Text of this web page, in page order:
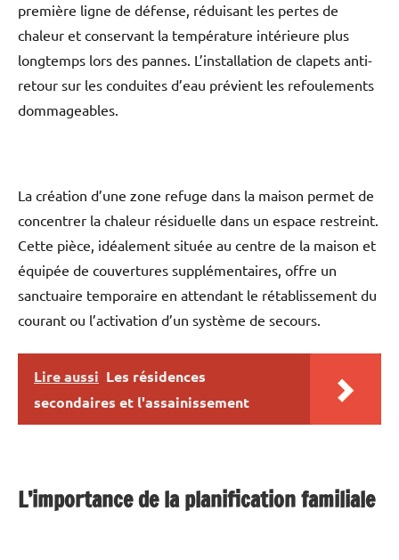
première ligne de défense, réduisant les pertes de
chaleur et conservant la température intérieure plus
longtemps lors des pannes. L’installation de clapets anti-
retour sur les conduites d’eau prévient les refoulements
dommageables.
La création d’une zone refuge dans la maison permet de
concentrer la chaleur résiduelle dans un espace restreint.
Cette pièce, idéalement située au centre de la maison et
équipée de couvertures supplémentaires, offre un
sanctuaire temporaire en attendant le rétablissement du
courant ou l’activation d’un système de secours.
Lire aussi Les résidences
secondaires et l'assainissement
L’importance de la planification familiale